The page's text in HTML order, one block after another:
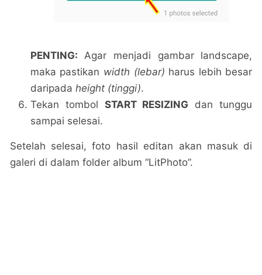
PENTING: Agar menjadi gambar landscape,
maka pastikan width (lebar) harus lebih besar
daripada height (tinggi).
Tekan tombol START RESIZING dan tunggu
sampai selesai.
Setelah selesai, foto hasil editan akan masuk di
galeri di dalam folder album “LitPhoto”.